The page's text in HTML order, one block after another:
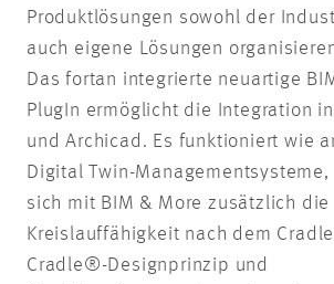
Produktlösungen sowohl der
auch eigene Lösungen
Das fortan integrierte neuartige
PlugIn ermöglicht die Integration
und Archicad. Es funktioniert wie
Digital Twin-Managementsysteme,
sich mit BIM & More zusätzlich die
Kreislauffähigkeit nach dem
Cradle®-Designprinzip und